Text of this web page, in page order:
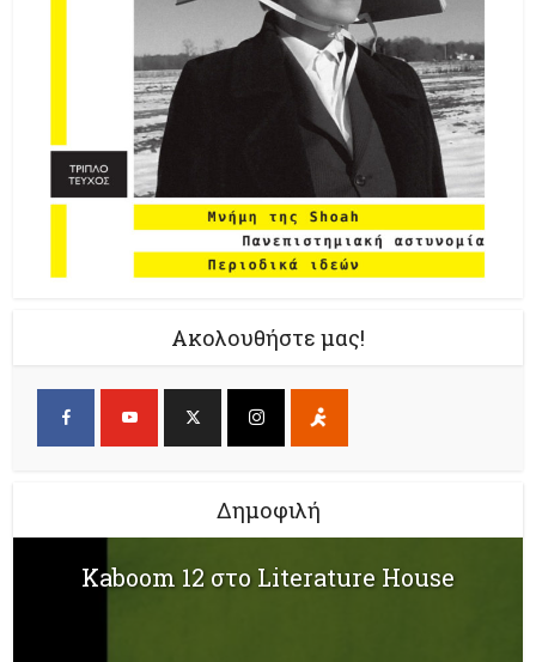
Ακολουθήστε μας!
Δημοφιλή
Kaboom 12 στο Literature House